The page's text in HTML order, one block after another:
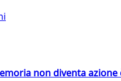
non diventa